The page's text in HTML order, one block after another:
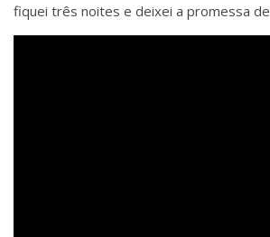
fiquei três noites e deixei a promessa